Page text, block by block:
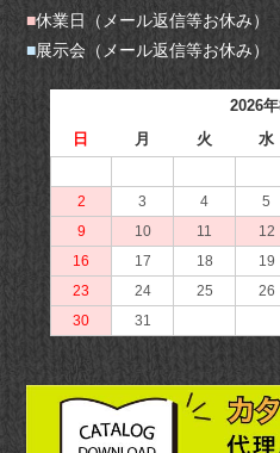
■休業日（メール返信等お休み）
■展示会（メール返信等お休み）